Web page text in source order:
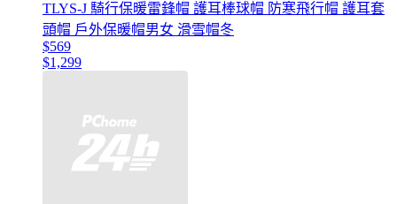
TLYS-J 騎行保暖雷鋒帽 護耳棒球帽 防寒飛行帽 護耳套
頭帽 戶外保暖帽男女 滑雪帽冬
$569
$1,299